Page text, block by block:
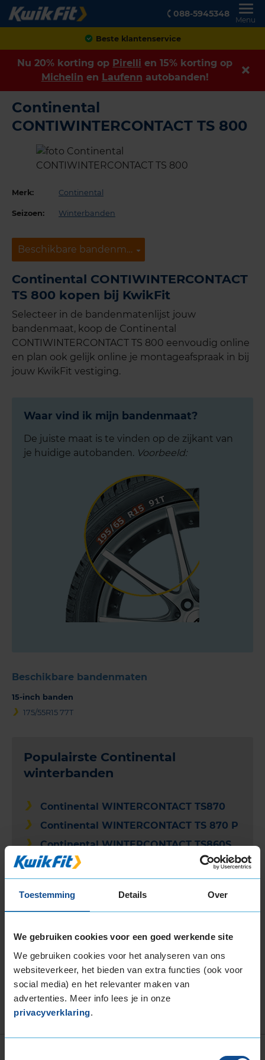
Toestemming Details Over
We gebruiken cookies voor een goed werkende site
We gebruiken cookies voor het analyseren van ons
websiteverkeer, het bieden van extra functies (ook voor
social media) en het relevanter maken van
advertenties. Meer info lees je in onze
privacyverklaring.
088-5945348
Menu
Beste klantenservice
Nu 20% korting op Pirelli en 15% korting op
Michelin en Laufenn autobanden!
Continental
CONTIWINTERCONTACT TS 800
Merk: Continental
Seizoen: Winterbanden
Beschikbare bandenmaten
Beschikbare bandenmaten
Continental CONTIWINTERCONTACT
TS 800 kopen bij KwikFit
Selecteer in de bandenmatenlijst jouw
bandenmaat, koop de Continental
CONTIWINTERCONTACT TS 800 eenvoudig online
en plan ook gelijk online je montageafspraak in bij
jouw KwikFit vestiging.
Waar vind ik mijn bandenmaat?
De juiste maat is te vinden op de zijkant van
je huidige autobanden. Voorbeeld:
Beschikbare bandenmaten
15-inch banden
175/55R15 77T
Populairste Continental
winterbanden
Continental WINTERCONTACT TS870
Continental WINTERCONTACT TS 870 P
Continental WINTERCONTACT TS860S
Continental WINTERCONTACT TS850P
Continental WINTERCONTACT TS860
Continental WINTERCONTACT TS830P
SUV
Continental VANCONTACT WINTER
Continental WINTERCONTACT 8 S
Continental 4X4 WINTERCONTACT